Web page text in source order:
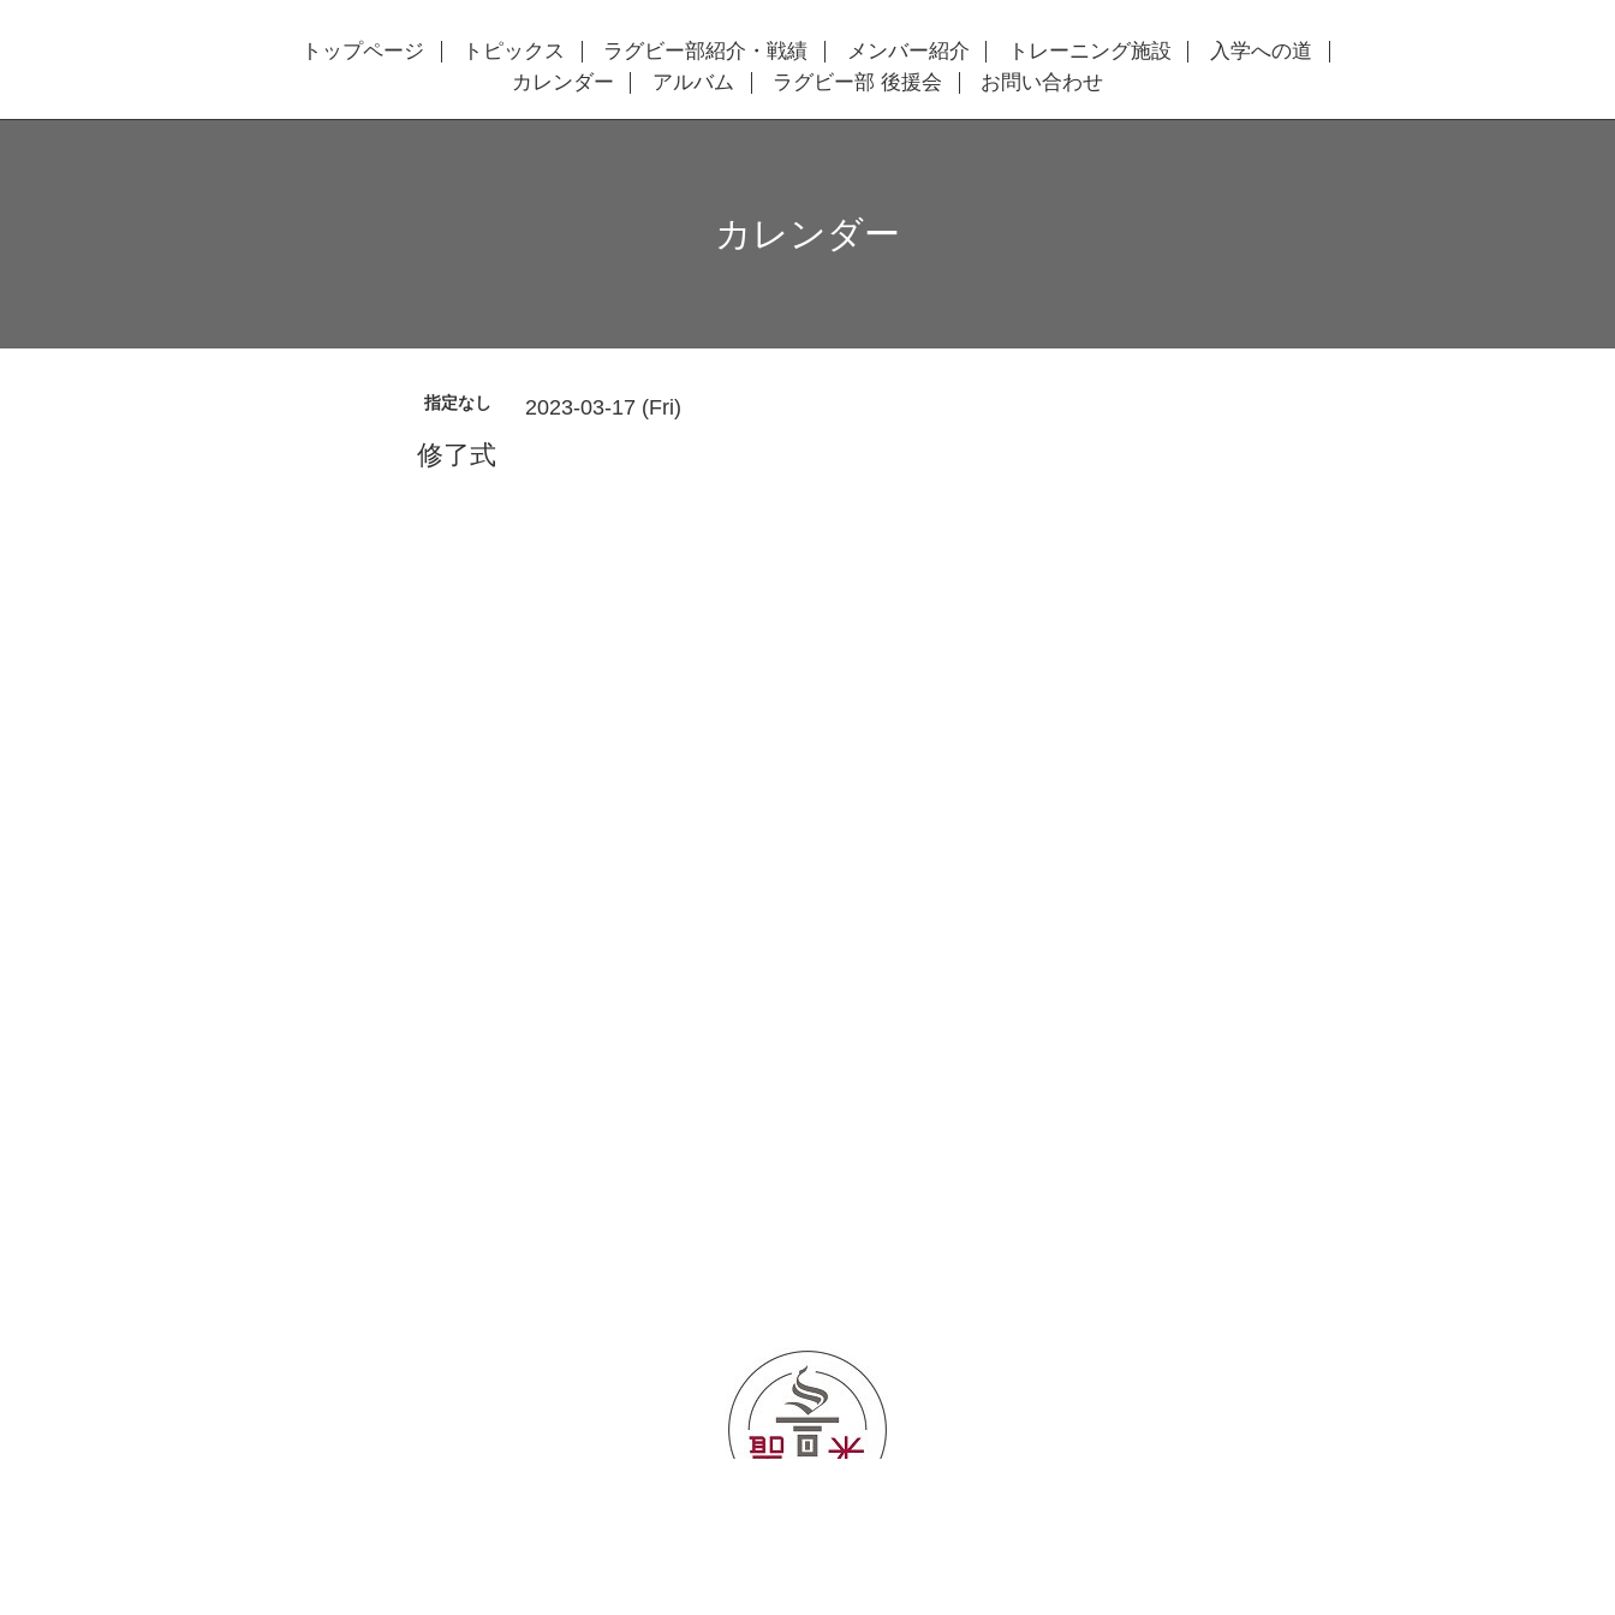
トップページ トピックス ラグビー部紹介・戦績 メンバー紹介 トレーニング施設
入学への道
カレンダー
アルバム ラグビー部 後援会 お問い合わせ
カレンダー
指定なし 2023-03-17 (Fri)
修了式